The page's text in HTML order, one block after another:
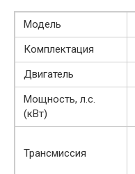
Модель
Комплектация
Двигатель
Мощность, л.с.
(кВт)
Трансмиссия